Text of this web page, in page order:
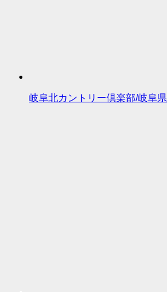
岐阜北カントリー倶楽部/岐阜県